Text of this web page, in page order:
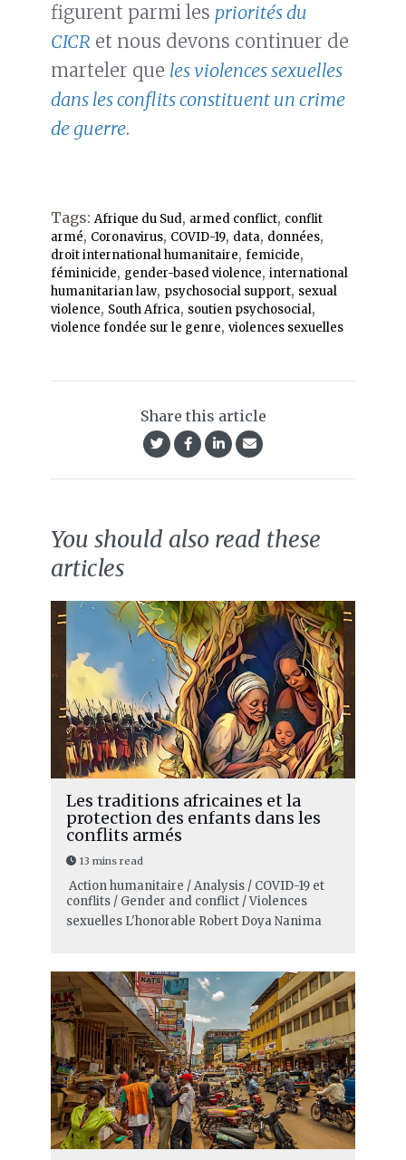
figurent parmi les priorités du
CICR et nous devons continuer de
marteler que les violences sexuelles
dans les conflits constituent un crime
de guerre.
Tags: Afrique du Sud, armed conflict, conflit
armé, Coronavirus, COVID-19, data, données,
droit international humanitaire, femicide,
féminicide, gender-based violence, international
humanitarian law, psychosocial support, sexual
violence, South Africa, soutien psychosocial,
violence fondée sur le genre, violences sexuelles
Share this article
You should also read these
articles
Les traditions africaines et la
protection des enfants dans les
conflits armés
13 mins read
Action humanitaire / Analysis / COVID-19 et
conflits / Gender and conflict / Violences
sexuelles L'honorable Robert Doya Nanima